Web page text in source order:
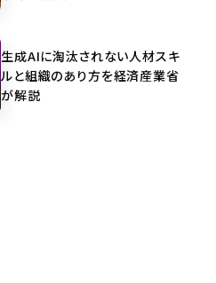
生成AIに淘汰されない人材スキ
ルと組織のあり方を経済産業省
が解説